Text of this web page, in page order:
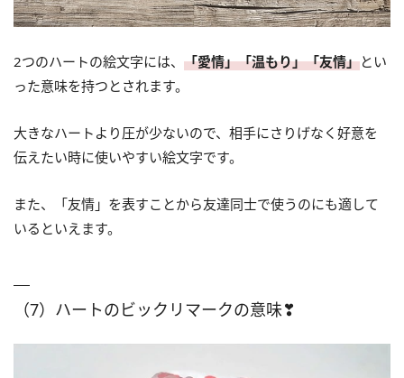
2つのハートの絵文字には、 「愛情」「温もり」「友情」とい
った意味を持つとされます。
大きなハートより圧が少ないので、相手にさりげなく好意を
伝えたい時に使いやすい絵文字です。
また、「友情」を表すことから友達同士で使うのにも適して
いるといえます。
（7）ハートのビックリマークの意味❣